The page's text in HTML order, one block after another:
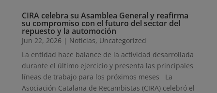
CIRA celebra su Asamblea General y reafirma
su compromiso con el futuro del sector del
repuesto y la automoción
Jun 22, 2026 | Noticias, Uncategorized
La entidad hace balance de la actividad desarrollada
durante el último ejercicio y presenta las principales
líneas de trabajo para los próximos meses La
Asociación Catalana de Recambistas (CIRA) celebró el